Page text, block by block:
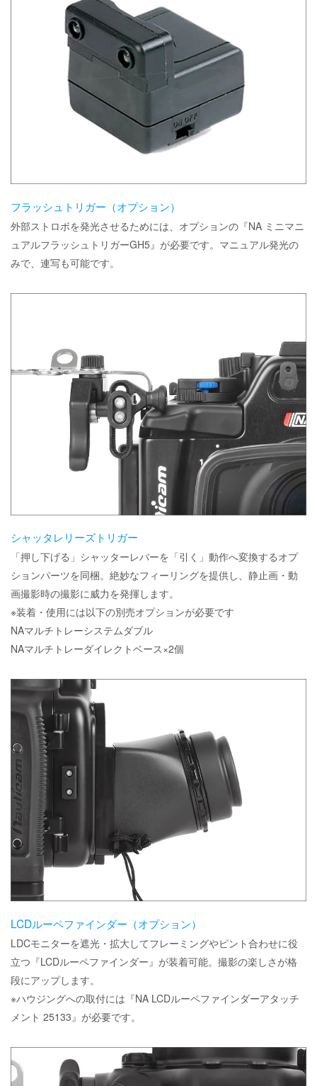
フラッシュトリガー（オプション）
外部ストロボを発光させるためには、オプションの『NA ミニマニ
ュアルフラッシュトリガーGH5』が必要です。マニュアル発光の
みで、連写も可能です。
シャッタレリーズトリガー
「押し下げる」シャッターレバーを「引く」動作へ変換するオプ
ションパーツを同梱。絶妙なフィーリングを提供し、静止画・動
画撮影時の撮影に威力を発揮します。
※装着・使用には以下の別売オプションが必要です
NAマルチトレーシステムダブル
NAマルチトレーダイレクトベース×2個
LCDルーペファインダー（オプション）
LDCモニターを遮光・拡大してフレーミングやピント合わせに役
立つ『LCDルーペファインダー』が装着可能。撮影の楽しさが格
段にアップします。
※ハウジングへの取付には『NA LCDルーペファインダーアタッチ
メント 25133』が必要です。